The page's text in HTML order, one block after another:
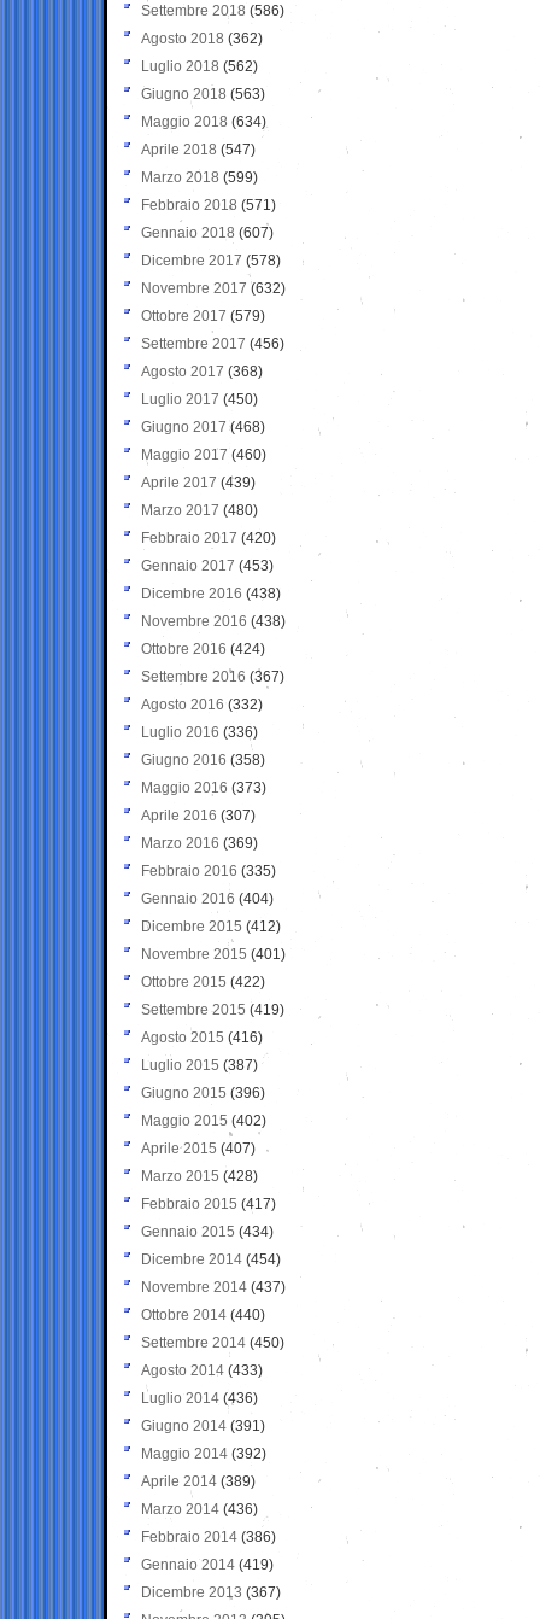
Settembre 2018 (586)
Agosto 2018 (362)
Luglio 2018 (562)
Giugno 2018 (563)
Maggio 2018 (634)
Aprile 2018 (547)
Marzo 2018 (599)
Febbraio 2018 (571)
Gennaio 2018 (607)
Dicembre 2017 (578)
Novembre 2017 (632)
Ottobre 2017 (579)
Settembre 2017 (456)
Agosto 2017 (368)
Luglio 2017 (450)
Giugno 2017 (468)
Maggio 2017 (460)
Aprile 2017 (439)
Marzo 2017 (480)
Febbraio 2017 (420)
Gennaio 2017 (453)
Dicembre 2016 (438)
Novembre 2016 (438)
Ottobre 2016 (424)
Settembre 2016 (367)
Agosto 2016 (332)
Luglio 2016 (336)
Giugno 2016 (358)
Maggio 2016 (373)
Aprile 2016 (307)
Marzo 2016 (369)
Febbraio 2016 (335)
Gennaio 2016 (404)
Dicembre 2015 (412)
Novembre 2015 (401)
Ottobre 2015 (422)
Settembre 2015 (419)
Agosto 2015 (416)
Luglio 2015 (387)
Giugno 2015 (396)
Maggio 2015 (402)
Aprile 2015 (407)
Marzo 2015 (428)
Febbraio 2015 (417)
Gennaio 2015 (434)
Dicembre 2014 (454)
Novembre 2014 (437)
Ottobre 2014 (440)
Settembre 2014 (450)
Agosto 2014 (433)
Luglio 2014 (436)
Giugno 2014 (391)
Maggio 2014 (392)
Aprile 2014 (389)
Marzo 2014 (436)
Febbraio 2014 (386)
Gennaio 2014 (419)
Dicembre 2013 (367)